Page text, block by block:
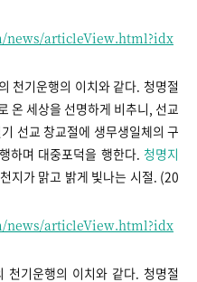
articleView.html?idx
의 천기운행의 이치와 같다. 청명절
온 세상을 선명하게 비추니, 선교
선교 창교절에 생무생일체의 구
하며 대중포덕을 행한다. 청명지
지가 맑고 밝게 빛나는 시절. (20
articleView.html?idx
천기운행의 이치와 같다. 청명절